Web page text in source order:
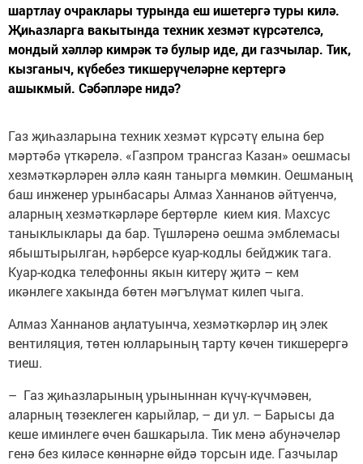
шартлау очраклары турында еш ишетергә туры килә.
Җиһазларга вакытында техник хезмәт күрсәтелсә,
мондый хәлләр кимрәк тә булыр иде, ди газчылар. Тик,
кызганыч, күбебез тикшерүчеләрне кертергә
ашыкмый. Сәбәпләре нидә?
Газ җиһазларына техник хезмәт күрсәтү елына бер
мәртәбә үткәрелә. «Газпром трансгаз Казан» оешмасы
хезмәткәрләрен әллә каян танырга мөмкин. Оешманың
баш инженер урынбасары Алмаз Ханнанов әйтүенчә,
аларның хезмәткәрләре бертөрле кием кия. Махсус
таныклыклары да бар. Түшләренә оешма эмблемасы
ябыштырылган, һәрберсе куар-кодлы бейджик тага.
Куар-кодка телефонны якын китерү җитә – кем
икәнлеге хакында бөтен мәгълүмат килеп чыга.
Алмаз Ханнанов аңлатуынча, хезмәткәрләр иң элек
вентиляция, төтен юлларының тарту көчен тикшерергә
тиеш.
– Газ җиһазларының урыныннан күчү-күчмәвен,
аларның төзеклеген карыйлар, – ди ул. – Барысы да
кеше иминлеге өчен башкарыла. Тик менә абунәчеләр
генә без киләсе көннәрне өйдә торсын иде. Газчылар